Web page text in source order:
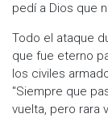
pedí a Dios que
Todo el ataque
que fue eterno
los civiles
"Siempre que
vuelta, pero rara